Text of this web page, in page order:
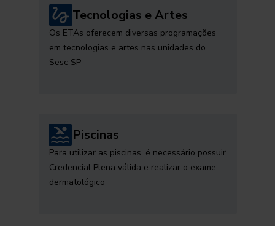
Tecnologias e Artes
Os ETAs oferecem diversas programações
em tecnologias e artes nas unidades do
Sesc SP
Piscinas
Para utilizar as piscinas, é necessário possuir
Credencial Plena válida e realizar o exame
dermatológico